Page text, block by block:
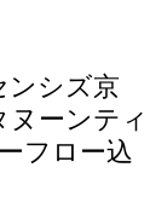
シズ京
ヌーンティ
フロー込